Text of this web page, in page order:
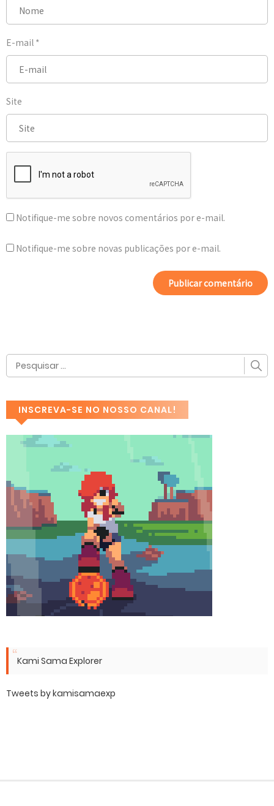
E-mail *
Site
Notifique-me sobre novos comentários por e-mail.
Notifique-me sobre novas publicações por e-mail.
INSCREVA-SE NO NOSSO CANAL!
Kami Sama Explorer
Tweets by kamisamaexp